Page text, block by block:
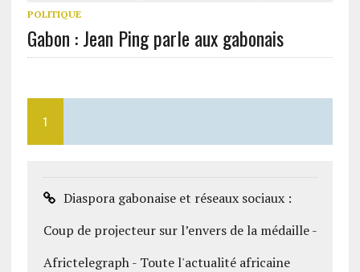
POLITIQUE
Gabon : Jean Ping parle aux gabonais
1
Diaspora gabonaise et réseaux sociaux :
Coup de projecteur sur l’envers de la médaille -
Africtelegraph - Toute l'actualité africaine